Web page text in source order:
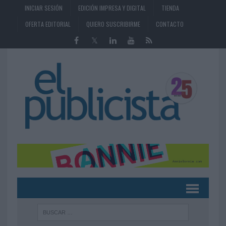
INICIAR SESIÓN EDICIÓN IMPRESA Y DIGITAL
TIENDA
OFERTA EDITORIAL
QUIERO SUSCRIBIRME CONTACTO